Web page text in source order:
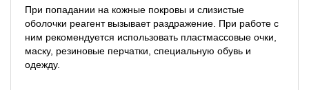
При попадании на кожные покровы и слизистые
оболочки реагент вызывает раздражение. При работе с
ним рекомендуется использовать пластмассовые очки,
маску, резиновые перчатки, специальную обувь и
одежду.